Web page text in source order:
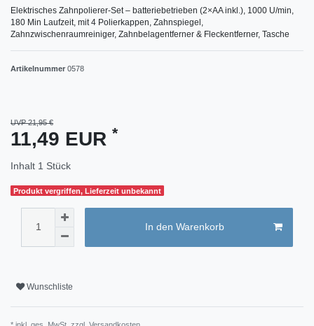
Elektrisches Zahnpolierer-Set – batteriebetrieben (2×AA inkl.), 1000 U/min,
180 Min Laufzeit, mit 4 Polierkappen, Zahnspiegel,
Zahnzwischenraumreiniger, Zahnbelagentferner & Fleckentferner, Tasche
Artikelnummer 0578
UVP 21,95 €
11,49 EUR *
Inhalt 1 Stück
Produkt vergriffen, Lieferzeit unbekannt
In den Warenkorb
Wunschliste
* inkl. ges. MwSt. zzgl. Versandkosten